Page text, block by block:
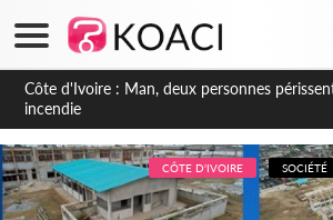
Côte d'Ivoire : Séileu, la célébration de la
transformée en vaste campagne contre les
dépigmentants dangereux
CÔTE D'IVOIRE SOCIÉTÉ